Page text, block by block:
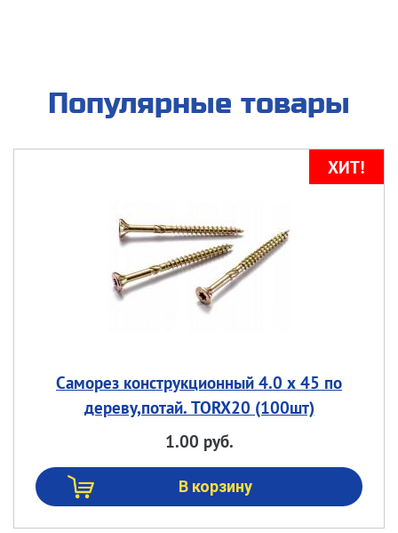
Популярные товары
Саморез конструкционный 4.0 х 45 по
дереву,потай. TORX20 (100шт)
1.00 руб.